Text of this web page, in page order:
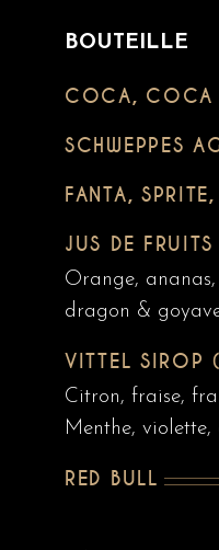
BOUTEILLE
COCA,
SCHWEPPES
FANTA,
JUS DE FRUITS
Orange,
dragon &
VITTEL
Citron, fraise,
Menthe, violette,
RED BULL